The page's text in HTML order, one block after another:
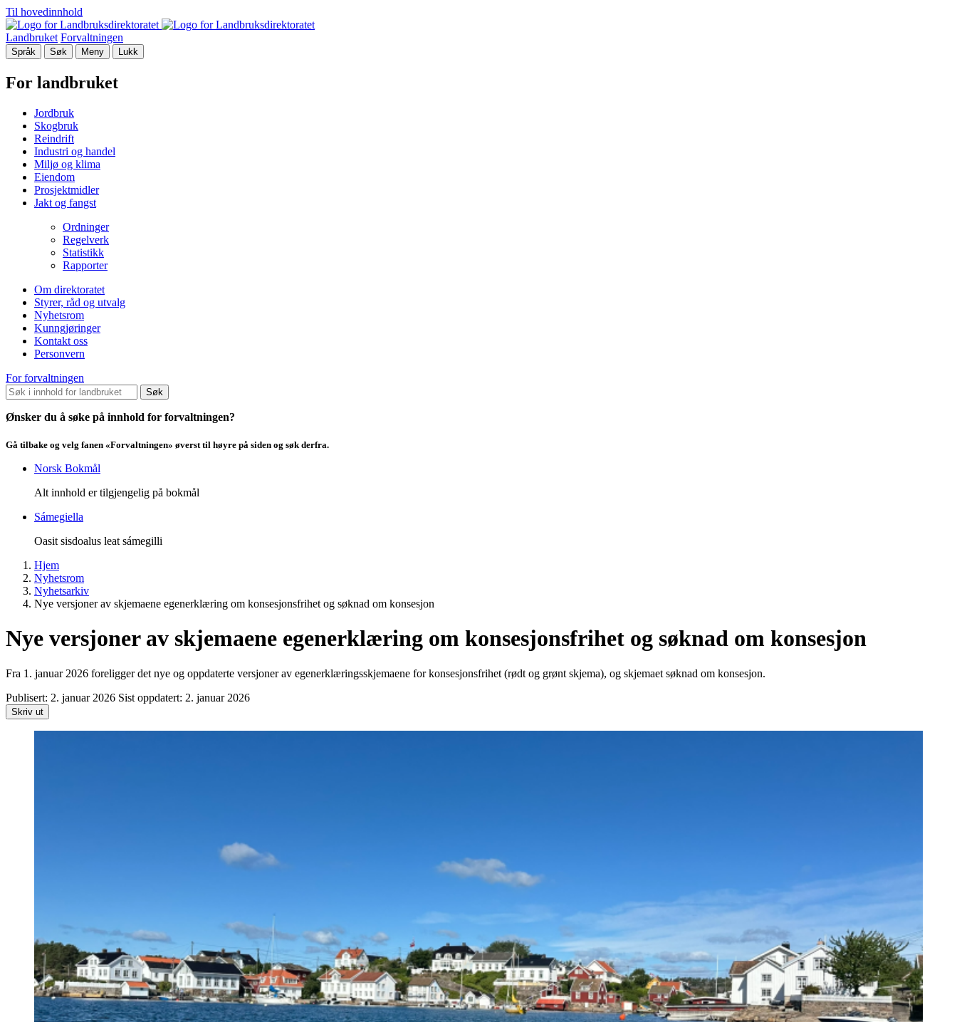
Til hovedinnhold
Landbruket Forvaltningen
Språk Søk Meny Lukk
For landbruket
Jordbruk
Skogbruk
Reindrift
Industri og handel
Miljø og klima
Eiendom
Prosjektmidler
Jakt og fangst
Ordninger
Regelverk
Statistikk
Rapporter
Om direktoratet
Styrer, råd og utvalg
Nyhetsrom
Kunngjøringer
Kontakt oss
Personvern
For forvaltningen
Søk
Ønsker du å søke på innhold for forvaltningen?
Gå tilbake og velg fanen «Forvaltningen» øverst til høyre på siden og søk derfra.
Norsk Bokmål
Alt innhold er tilgjengelig på bokmål
Sámegiella
Oasit sisdoalus leat sámegilli
Hjem
Nyhetsrom
Nyhetsarkiv
Nye versjoner av skjemaene egenerklæring om konsesjonsfrihet og søknad om konsesjon
Nye versjoner av skjemaene egenerklæring om konsesjonsfrihet og søknad om konsesjon
Fra 1. januar 2026 foreligger det nye og oppdaterte versjoner av egenerklæringsskjemaene for konsesjonsfrihet (rødt og grønt skjema), og skjemaet søknad om konsesjon.
Publisert: 2. januar 2026 Sist oppdatert: 2. januar 2026
Skriv ut